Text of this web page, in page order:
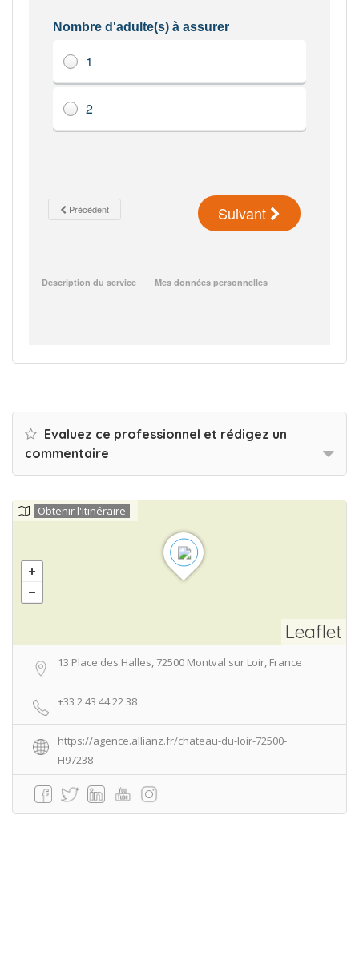
Evaluez ce professionnel et rédigez un
commentaire
Leaflet
Obtenir l'itinéraire
13 Place des Halles, 72500 Montval sur Loir, France
+33 2 43 44 22 38
https://agence.allianz.fr/chateau-du-loir-72500-
H97238